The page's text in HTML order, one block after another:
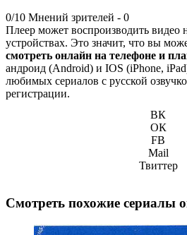
0/10 Мнений зрителей - 0
Плеер может воспроизводить видео
устройствах. Это значит, что вы
смотреть онлайн на телефоне и
андроид (Android) и IOS (iPhone,
любимых сериалов с русской
регистрации.
ВК
ОК
FB
Mail
Твиттер
Смотреть похожие сериалы